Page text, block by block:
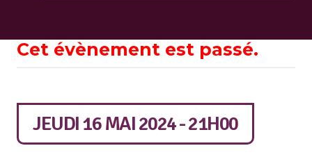
Cet évènement est passé.
JEUDI 16 MAI 2024 - 21H00